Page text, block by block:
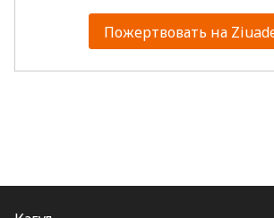
Пожертвовать на